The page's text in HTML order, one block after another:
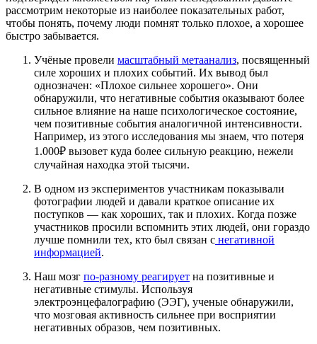
рассмотрим некоторые из наиболее показательных работ,
чтобы понять, почему люди помнят только плохое, а хорошее
быстро забывается.
Учёные провели масштабный метаанализ, посвященный
силе хороших и плохих событий. Их вывод был
однозначен: «Плохое сильнее хорошего». Они
обнаружили, что негативные события оказывают более
сильное влияние на наше психологическое состояние,
чем позитивные события аналогичной интенсивности.
Например, из этого исследования мы знаем, что потеря
1.000₽ вызовет куда более сильную реакцию, нежели
случайная находка этой тысячи.
В одном из экспериментов участникам показывали
фотографии людей и давали краткое описание их
поступков — как хороших, так и плохих. Когда позже
участников просили вспомнить этих людей, они гораздо
лучше помнили тех, кто был связан с негативной
информацией.
Наш мозг по-разному реагирует на позитивные и
негативные стимулы. Используя
электроэнцефалографию (ЭЭГ), ученые обнаружили,
что мозговая активность сильнее при восприятии
негативных образов, чем позитивных.